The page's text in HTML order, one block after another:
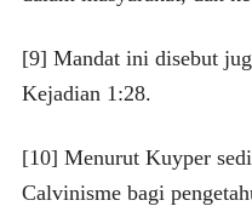
[9] Mandat ini disebut
Kejadian 1:28.
[10] Menurut Kuyper
Calvinisme bagi